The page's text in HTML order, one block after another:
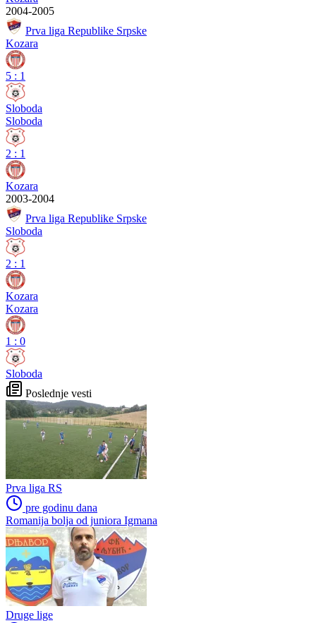
2004-2005
Prva liga Republike Srpske
Kozara
5 : 1
Sloboda
Sloboda
2 : 1
Kozara
2003-2004
Prva liga Republike Srpske
Sloboda
2 : 1
Kozara
Kozara
1 : 0
Sloboda
Poslednje vesti
Prva liga RS
pre godinu dana
Romanija bolja od juniora Igmana
Druge lige